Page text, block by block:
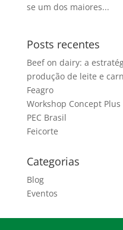
se um dos maiores...
Posts recentes
Beef on dairy: a
produção de leite e
Feagro
Workshop Concept Plus
PEC Brasil
Feicorte
Categorias
Blog
Eventos